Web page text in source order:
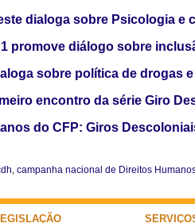
dialoga sobre Psicologia e
promove diálogo sobre
sobre política de drogas
encontro da série Giro
do CFP: Giros
, campanha nacional de Direitos